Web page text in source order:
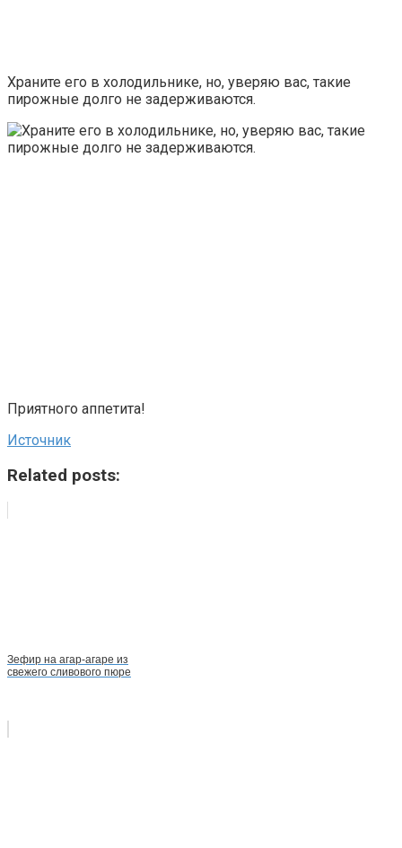
Храните его в холодильнике, но, уверяю вас, такие
пирожные долго не задерживаются.
Приятного аппетита!
Источник
Related posts:
Зефир на агар-агаре из
свежего сливового пюре